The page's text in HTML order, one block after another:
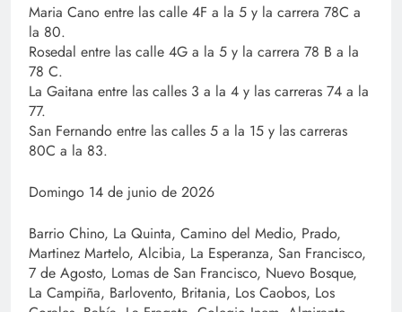
Maria Cano entre las calle 4F a la 5 y la carrera 78C a
la 80.
Rosedal entre las calle 4G a la 5 y la carrera 78 B a la
78 C.
La Gaitana entre las calles 3 a la 4 y las carreras 74 a la
77.
San Fernando entre las calles 5 a la 15 y las carreras
80C a la 83.
Domingo 14 de junio de 2026
Barrio Chino, La Quinta, Camino del Medio, Prado,
Martinez Martelo, Alcibia, La Esperanza, San Francisco,
7 de Agosto, Lomas de San Francisco, Nuevo Bosque,
La Campiña, Barlovento, Britania, Los Caobos, Los